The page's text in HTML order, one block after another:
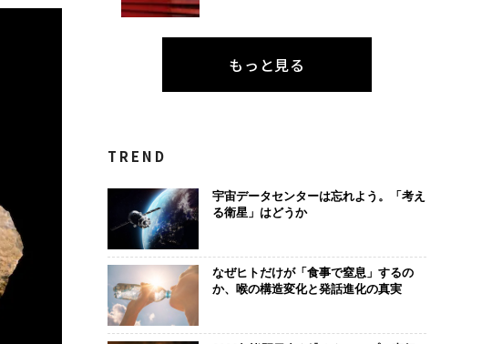
もっと見る
TREND
宇宙データセンターは忘れよう。「考え
る衛星」はどうか
なぜヒトだけが「食事で窒息」するの
か、喉の構造変化と発話進化の真実